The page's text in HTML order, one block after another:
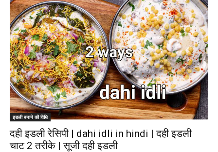
इडली बनाने की विधि
दही इडली रेसिपी | dahi idli in hindi | दही इडली
चाट 2 तरीके | सूजी दही इडली